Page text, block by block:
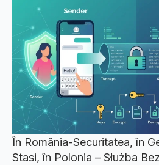
În România-Securitatea, în
Stasi, în Polonia – Służba